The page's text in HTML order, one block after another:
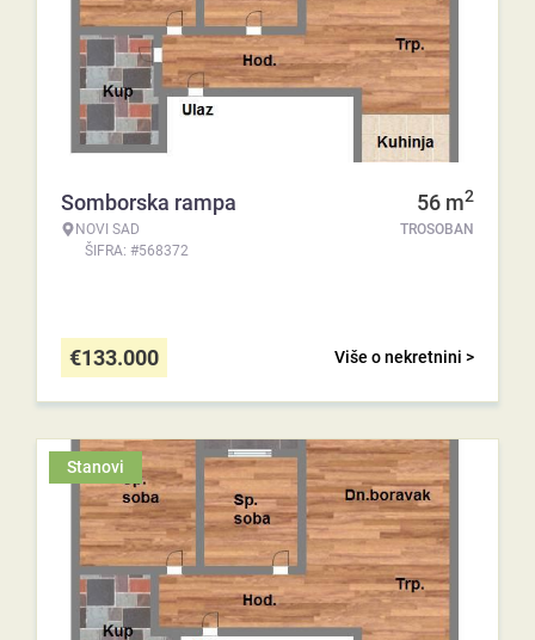
Somborska rampa
NOVI SAD
ŠIFRA: #568372
56 m2
TROSOBAN
Više o nekretnini >
€133.000
Stanovi